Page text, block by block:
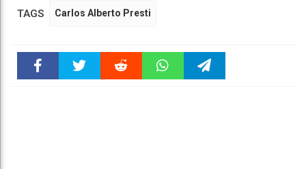
TAGS Carlos Alberto Presti